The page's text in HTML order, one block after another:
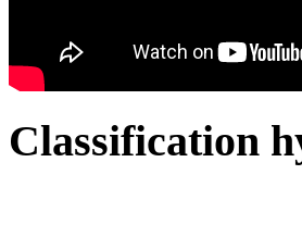
Classification